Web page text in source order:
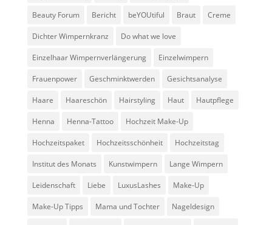
Beauty Forum Bericht beYOUtiful Braut Creme
Dichter Wimpernkranz Do what we love
Einzelhaar Wimpernverlängerung Einzelwimpern
Frauenpower Geschminktwerden Gesichtsanalyse
Haare Haareschön Hairstyling Haut Hautpflege
Henna Henna-Tattoo Hochzeit Make-Up
Hochzeitspaket Hochzeitsschönheit Hochzeitstag
Institut des Monats Kunstwimpern Lange Wimpern
Leidenschaft Liebe LuxusLashes Make-Up
Make-Up Tipps Mama und Tochter Nageldesign